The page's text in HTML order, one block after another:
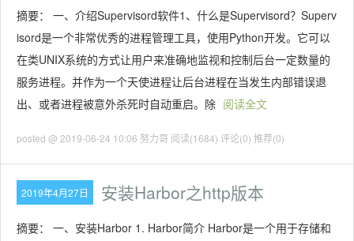
摘要： 一、介绍Supervisord软件1、什么是Supervisord？Superv
isord是一个非常优秀的进程管理工具，使用Python开发。它可以
在类UNIX系统的方式让用户来准确地监视和控制后台一定数量的
服务进程。并作为一个天使进程让后台进程在当发生内部错误退
出、或者进程被意外杀死时自动重启。除 阅读全文
posted @ 2019-06-24 10:06 努力哥 阅读(1684) 评论(0) 推荐(0)
2019年4月27日 安装Harbor之http版本
摘要： 一、安装Harbor 1. Harbor简介 Harbor是一个用于存储和